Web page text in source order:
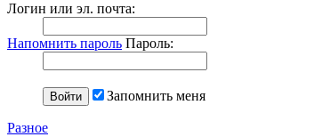
Логин или эл. почта:
Напомнить пароль Пароль:
Запомнить меня
Разное